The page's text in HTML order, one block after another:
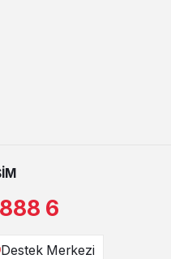
6
Destek Merkezi